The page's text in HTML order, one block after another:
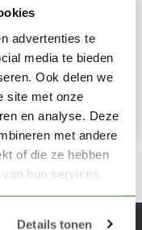
advertenties te
media te bieden
Ook delen we
site met onze
en analyse. Deze
met andere
of die ze hebben
hun services.
Details tonen